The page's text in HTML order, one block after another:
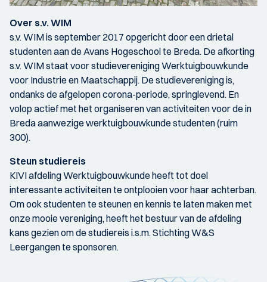
Over s.v. WIM
s.v. WIM is september 2017 opgericht door een drietal
studenten aan de Avans Hogeschool te Breda. De afkorting
s.v. WIM staat voor studievereniging Werktuigbouwkunde
voor Industrie en Maatschappij. De studievereniging is,
ondanks de afgelopen corona-periode, springlevend. En
volop actief met het organiseren van activiteiten voor de in
Breda aanwezige werktuigbouwkunde studenten (ruim
300).
Steun studiereis
KIVI afdeling Werktuigbouwkunde heeft tot doel
interessante activiteiten te ontplooien voor haar achterban.
Om ook studenten te steunen en kennis te laten maken met
onze mooie vereniging, heeft het bestuur van de afdeling
kans gezien om de studiereis i.s.m. Stichting W&S
Leergangen te sponsoren.